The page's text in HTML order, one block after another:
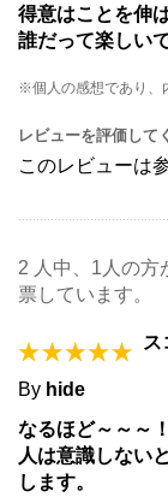
得意はことを伸
誰だって楽しい
※個人の感想であり、
レビューを評価して
このレビューは
2 人中、1人の方
票しています。
ス
By hide
なるほど～～～
人は意識しない
します。